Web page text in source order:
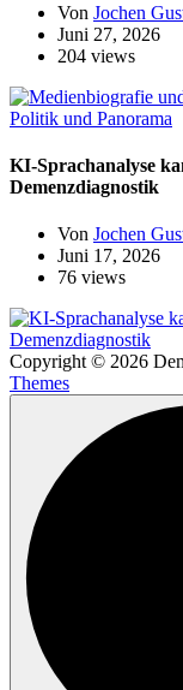
Von Jochen
Juni 27, 2026
204 views
Politik und Panorama
KI-Sprachanalyse
Demenzdiagnostik
Von Jochen
Juni 17, 2026
76 views
Copyright © 2026
Themes